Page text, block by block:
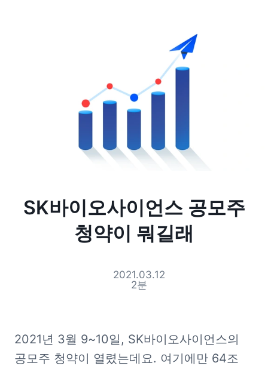
SK바이오사이언스 공모주
청약이 뭐길래
2021.03.12
2분
2021년 3월 9~10일, SK바이오사이언스의
공모주 청약이 열렸는데요. 여기에만 64조